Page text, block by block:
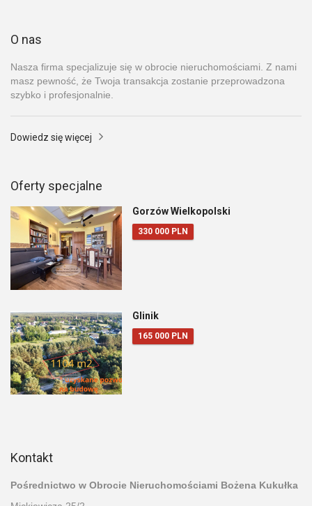
O nas
Nasza firma specjalizuje się w obrocie nieruchomościami. Z nami
masz pewność, że Twoja transakcja zostanie przeprowadzona
szybko i profesjonalnie.
Dowiedz się więcej
Oferty specjalne
Gorzów Wielkopolski
330 000 PLN
Glinik
165 000 PLN
Kontakt
Pośrednictwo w Obrocie Nieruchomościami Bożena Kukułka